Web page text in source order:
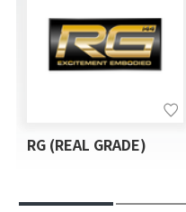
RG (REAL GRADE)